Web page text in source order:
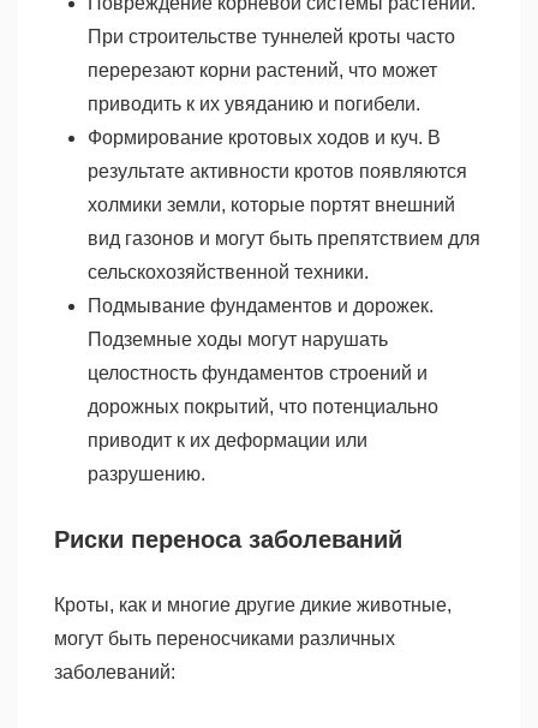
При строительстве туннелей кроты часто
перерезают корни растений, что может
приводить к их увяданию и погибели.
Формирование кротовых ходов и куч. В
результате активности кротов появляются
холмики земли, которые портят внешний
вид газонов и могут быть препятствием для
сельскохозяйственной техники.
Подмывание фундаментов и дорожек.
Подземные ходы могут нарушать
целостность фундаментов строений и
дорожных покрытий, что потенциально
приводит к их деформации или
разрушению.
Риски переноса заболеваний
Кроты, как и многие другие дикие животные,
могут быть переносчиками различных
заболеваний: